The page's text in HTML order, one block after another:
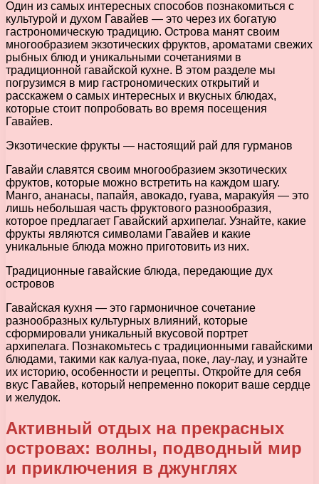
Один из самых интересных способов познакомиться с
культурой и духом Гавайев — это через их богатую
гастрономическую традицию. Острова манят своим
многообразием экзотических фруктов, ароматами свежих
рыбных блюд и уникальными сочетаниями в
традиционной гавайской кухне. В этом разделе мы
погрузимся в мир гастрономических открытий и
расскажем о самых интересных и вкусных блюдах,
которые стоит попробовать во время посещения
Гавайев.
Экзотические фрукты — настоящий рай для гурманов
Гавайи славятся своим многообразием экзотических
фруктов, которые можно встретить на каждом шагу.
Манго, ананасы, папайя, авокадо, гуава, маракуйя — это
лишь небольшая часть фруктового разнообразия,
которое предлагает Гавайский архипелаг. Узнайте, какие
фрукты являются символами Гавайев и какие
уникальные блюда можно приготовить из них.
Традиционные гавайские блюда, передающие дух
островов
Гавайская кухня — это гармоничное сочетание
разнообразных культурных влияний, которые
сформировали уникальный вкусовой портрет
архипелага. Познакомьтесь с традиционными гавайскими
блюдами, такими как калуа-пуаа, поке, лау-лау, и узнайте
их историю, особенности и рецепты. Откройте для себя
вкус Гавайев, который непременно покорит ваше сердце
и желудок.
Активный отдых на прекрасных
островах: волны, подводный мир
и приключения в джунглях